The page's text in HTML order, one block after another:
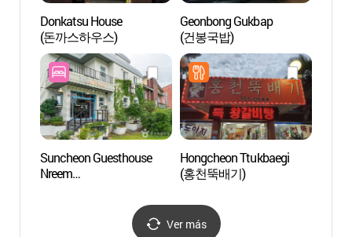
Donkatsu House
(돈까스하우스)
Geonbong Gukbap
(건봉국밥)
Suncheon Guesthouse
Nreem
Hongcheon Ttukbaegi
(홍천뚝배기)
Ver más